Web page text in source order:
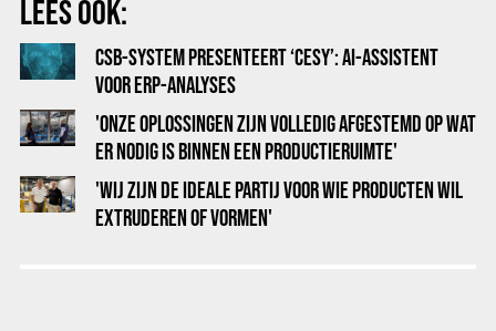
LEES OOK:
CSB-SYSTEM PRESENTEERT ‘CESY’: AI-ASSISTENT
VOOR ERP-ANALYSES
'ONZE OPLOSSINGEN ZIJN VOLLEDIG AFGESTEMD OP WAT
ER NODIG IS BINNEN EEN PRODUCTIERUIMTE'
'WIJ ZIJN DE IDEALE PARTIJ VOOR WIE PRODUCTEN WIL
EXTRUDEREN OF VORMEN'